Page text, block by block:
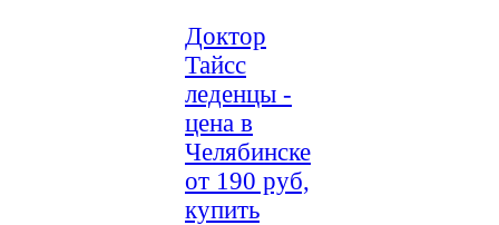
Доктор
Тайсс
леденцы -
цена в
Челябинске
от 190 руб,
купить